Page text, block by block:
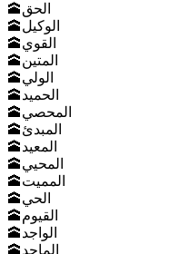
🕋الحق
🕋الوكيل
🕋القوي
🕋المتين
🕋الولي
🕋الحميد
🕋المحصي
🕋المبدئ
🕋المعيد
🕋المحيي
🕋المميت
🕋الحي
🕋القيوم
🕋الواجد
🕋الماجد